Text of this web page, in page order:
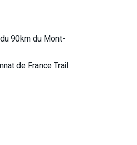
90km du Mont-
de France Trail